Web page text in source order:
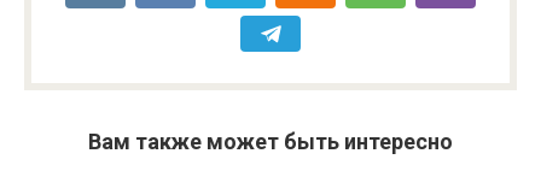
Вам также может быть интересно